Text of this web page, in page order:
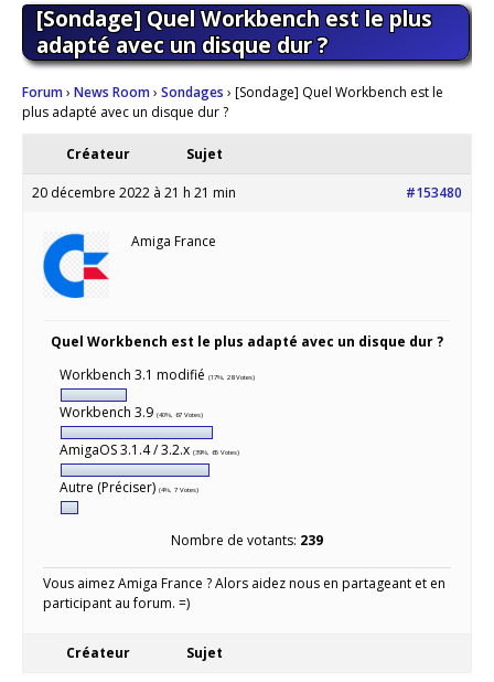
[Sondage] Quel Workbench est le plus
adapté avec un disque dur ?
Forum› News Room› Sondages › [Sondage] Quel Workbench est le
plus adapté avec un disque dur ?
Créateur Sujet
20 décembre 2022 à 21 h 21 min #153480
Amiga France
Quel Workbench est le plus adapté avec un disque dur ?
Workbench 3.1 modifié (17%, 28 Votes)
Workbench 3.9 (40%, 67 Votes)
AmigaOS 3.1.4 / 3.2.x (39%, 65 Votes)
Autre (Préciser) (4%, 7 Votes)
Nombre de votants: 239
Vous aimez Amiga France ? Alors aidez nous en partageant et en
participant au forum. =)
Créateur Sujet